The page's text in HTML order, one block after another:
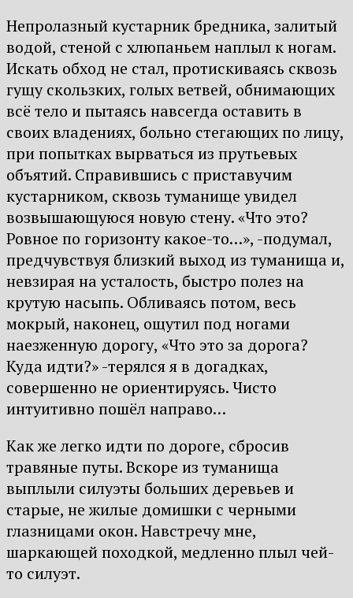
Непролазный кустарник бредника, залитый
водой, стеной с хлюпаньем наплыл к ногам.
Искать обход не стал, протискиваясь сквозь
гущу скользких, голых ветвей, обнимающих
всё тело и пытаясь навсегда оставить в
своих владениях, больно стегающих по лицу,
при попытках вырваться из прутьевых
объятий. Справившись с приставучим
кустарником, сквозь туманище увидел
возвышающуюся новую стену. «Что это?
Ровное по горизонту какое-то…», -подумал,
предчувствуя близкий выход из туманища и,
невзирая на усталость, быстро полез на
крутую насыпь. Обливаясь потом, весь
мокрый, наконец, ощутил под ногами
наезженную дорогу, «Что это за дорога?
Куда идти?» -терялся я в догадках,
совершенно не ориентируясь. Чисто
интуитивно пошёл направо…
Как же легко идти по дороге, сбросив
травяные путы. Вскоре из туманища
выплыли силуэты больших деревьев и
старые, не жилые домишки с черными
глазницами окон. Навстречу мне,
шаркающей походкой, медленно плыл чей-
то силуэт.